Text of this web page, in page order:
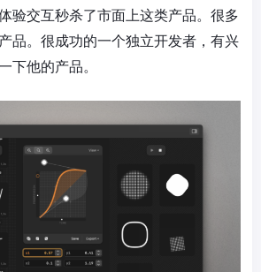
验交互秒杀了市面上这类产品。很多
品。很成功的一个独立开发者，有兴
下他的产品。